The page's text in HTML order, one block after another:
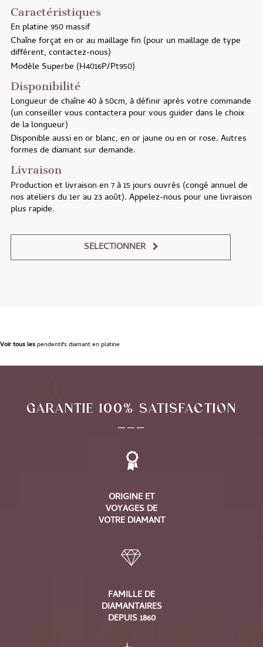
Caractéristiques
En platine 950 massif
Chaîne forçat en or au maillage fin (pour un maillage de type
différent, contactez-nous)
Modèle Superbe (H4016P/Pt950)
Disponibilité
Longueurde chaîne 40 à 50cm, à définir après votre commande
(un conseiller vous contactera pour vous guider dans le choix
de la longueur)
Disponible aussien or blanc, en or jaune ou en or rose. Autres
formes de diamant sur demande.
Livraison
Production et livraison en 7 à 15 jours ouvrés (congé annuel de
nos ateliers du 1er au 23 août). Appelez-nous pour une livraison
plus rapide.
SÉLECTIONNER
Voir tous lespendentifs diamant en platine
GARANTIE 100% SATISFACTION
ORIGINE ET
VOYAGES DE
VOTRE DIAMANT
FAMILLE DE
DIAMANTAIRES
DEPUIS 1860